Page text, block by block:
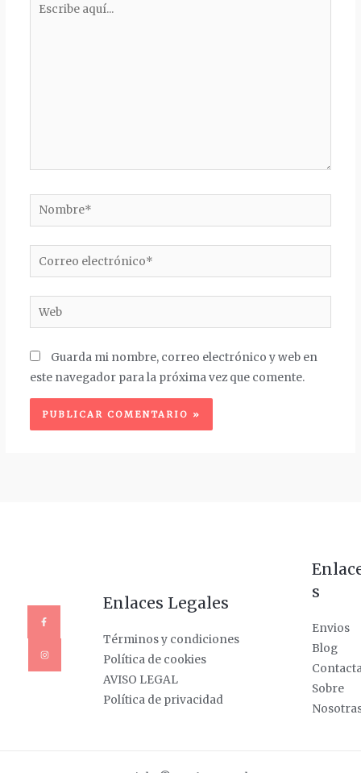
Nombre*
Correo
electrónico*
Web
Guarda mi nombre, correo electrónico y web en
este navegador para la próxima vez que comente.
Enlaces Legales
Términos y condiciones
Política de cookies
AVISO LEGAL
Política de privacidad
s
Envios
Blog
Sobre